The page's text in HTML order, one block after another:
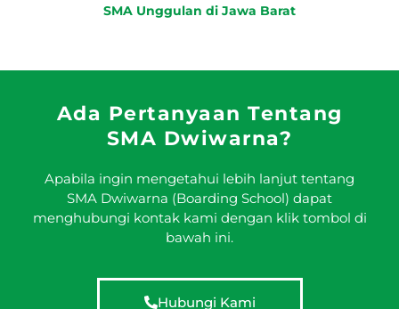
SMA Unggulan di Jawa Barat
Ada Pertanyaan Tentang
SMA Dwiwarna?
Apabila ingin mengetahui lebih lanjut tentang
SMA Dwiwarna (Boarding School) dapat
menghubungi kontak kami dengan klik tombol di
bawah ini.
Hubungi Kami